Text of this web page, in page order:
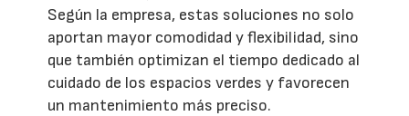
Según la empresa, estas soluciones no solo
aportan mayor comodidad y flexibilidad, sino
que también optimizan el tiempo dedicado al
cuidado de los espacios verdes y favorecen
un mantenimiento más preciso.